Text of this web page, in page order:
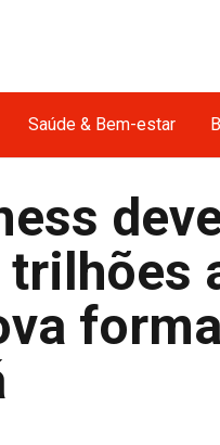
Saúde & Bem-estar
trilhões